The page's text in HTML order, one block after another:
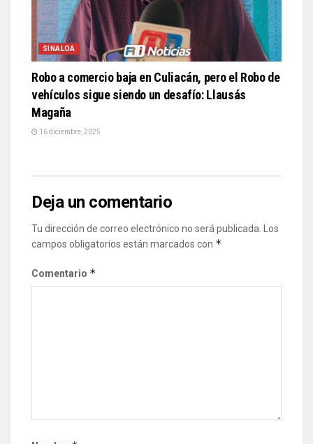
SINALOA
Robo a comercio baja en Culiacán, pero el Robo de
vehículos sigue siendo un desafío: Llausás
Magaña
16 diciembre, 2025
Deja un comentario
Tu dirección de correo electrónico no será publicada. Los
campos obligatorios están marcados con *
Comentario *